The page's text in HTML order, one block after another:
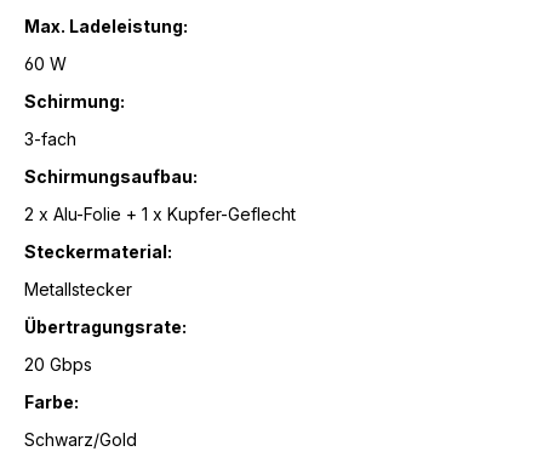
Max. Ladeleistung:
60 W
Schirmung:
3-fach
Schirmungsaufbau:
2 x Alu-Folie + 1 x Kupfer-Geflecht
Steckermaterial:
Metallstecker
Übertragungsrate:
20 Gbps
Farbe:
Schwarz/Gold